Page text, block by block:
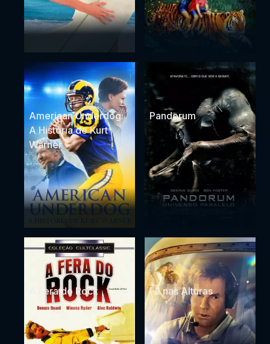
American Underdog:
A História de Kurt
Warner
Pandorum
A Fera do Rock Fé nas Alturas